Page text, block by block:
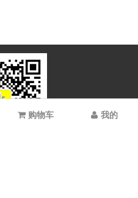
购物车 我的